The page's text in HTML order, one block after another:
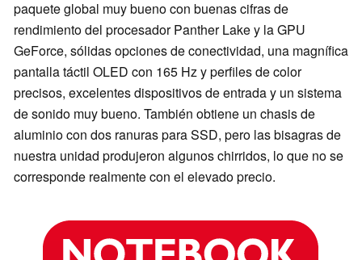
paquete global muy bueno con buenas cifras de
rendimiento del procesador Panther Lake y la GPU
GeForce, sólidas opciones de conectividad, una magnífica
pantalla táctil OLED con 165 Hz y perfiles de color
precisos, excelentes dispositivos de entrada y un sistema
de sonido muy bueno. También obtiene un chasis de
aluminio con dos ranuras para SSD, pero las bisagras de
nuestra unidad produjeron algunos chirridos, lo que no se
corresponde realmente con el elevado precio.